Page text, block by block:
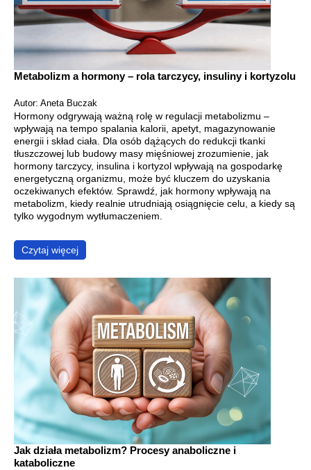
Metabolizm a hormony – rola tarczycy, insuliny i kortyzolu
Autor: Aneta Buczak
Hormony odgrywają ważną rolę w regulacji metabolizmu –
wpływają na tempo spalania kalorii, apetyt, magazynowanie
energii i skład ciała. Dla osób dążących do redukcji tkanki
tłuszczowej lub budowy masy mięśniowej zrozumienie, jak
hormony tarczycy, insulina i kortyzol wpływają na gospodarkę
energetyczną organizmu, może być kluczem do uzyskania
oczekiwanych efektów. Sprawdź, jak hormony wpływają na
metabolizm, kiedy realnie utrudniają osiągnięcie celu, a kiedy są
tylko wygodnym wytłumaczeniem.
Czytaj więcej
Jak działa metabolizm? Procesy anaboliczne i
kataboliczne